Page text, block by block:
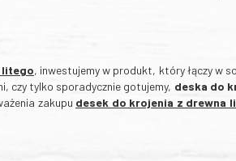
litego, inwestujemy w produkt, który łączy w
czy tylko sporadycznie gotujemy, deska do
zakupu desek do krojenia z drewna